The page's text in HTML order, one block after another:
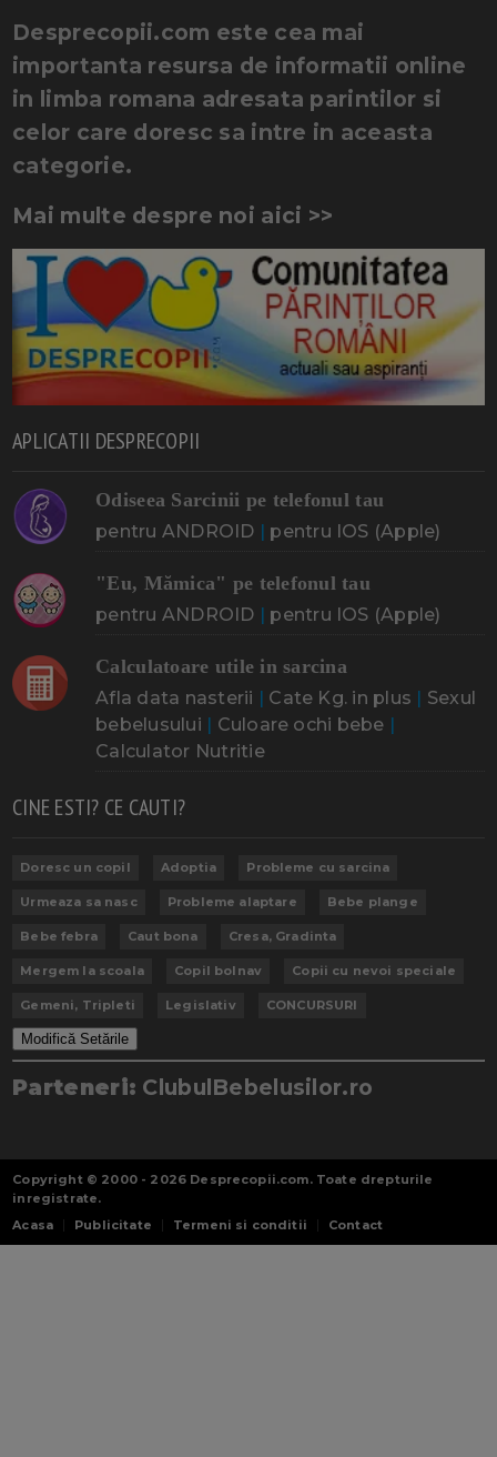
Desprecopii.com este cea mai
importanta resursa de informatii online
in limba romana adresata parintilor si
celor care doresc sa intre in aceasta
categorie.
Mai multe despre noi aici >>
APLICATII DESPRECOPII
Odiseea Sarcinii pe telefonul tau
pentru ANDROID pentru IOS (Apple)
"Eu, Mămica" pe telefonul tau
pentru ANDROID pentru IOS (Apple)
Calculatoare utile in sarcina
Afla data nasterii Cate Kg. in plus
Sexul
bebelusului
Culoare ochi bebe
Calculator Nutritie
CINE ESTI? CE CAUTI?
Doresc un copil Adoptia Probleme cu sarcina
Urmeaza sa nasc Probleme alaptare Bebe plange
Bebe febra Caut bona Cresa, Gradinta
Mergem la scoala Copil bolnav Copii cu nevoi speciale
Gemeni, Tripleti Legislativ CONCURSURI
Modifică Setările
Parteneri: ClubulBebelusilor.ro
Copyright © 2000 - 2026 Desprecopii.com. Toate drepturile
inregistrate.
Acasa
Publicitate Termeni si conditii Contact